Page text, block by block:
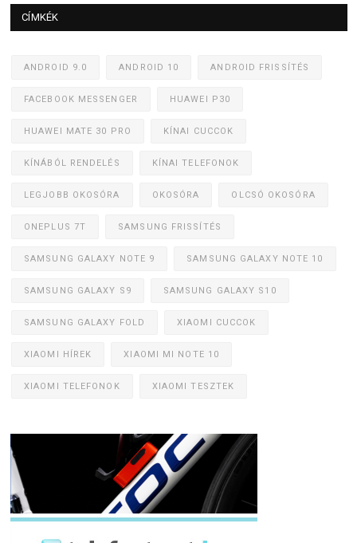
CÍMKÉK
ANDROID 9.0 ANDROID 10 ANDROID FRISSÍTÉS
FACEBOOK MESSENGER HUAWEI P30
HUAWEI MATE 30 PRO KÍNAI CUCCOK
KÍNÁBÓL RENDELÉS KÍNAI TELEFONOK
LEGJOBB OKOSÓRA OKOSÓRA OLCSÓ OKOSÓRA
ONEPLUS 7T SAMSUNG FRISSÍTÉS
SAMSUNG GALAXY NOTE 9 SAMSUNG GALAXY NOTE 10
SAMSUNG GALAXY S9 SAMSUNG GALAXY S10
SAMSUNG GALAXY FOLD XIAOMI CUCCOK
XIAOMI HÍREK XIAOMI MI NOTE 10
XIAOMI TELEFONOK XIAOMI TESZTEK